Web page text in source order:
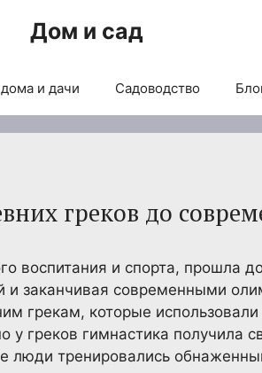
Дом и сад
и дачи Садоводство
греков до
воспитания и спорта, прошла
и заканчивая современными
грекам, которые
греков гимнастика получила
люди тренировались